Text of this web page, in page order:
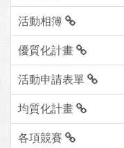
活動相簿
優質化計畫
活動申請表單
均質化計畫
各項競賽